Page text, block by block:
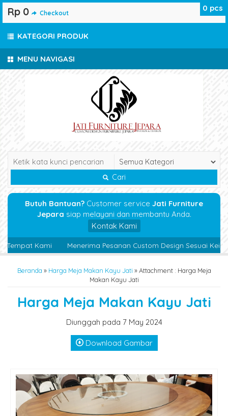
MENU NAVIGASI
Cari
Butuh Bantuan? Customer service Jati Furniture
Jepara siap melayani dan membantu Anda.
Kontak Kami
Kami Menerima Pesanan Custom Design Sesuai
Beranda » Harga Meja Makan Kayu Jati » Attachment : Harga Meja
Makan Kayu Jati
Harga Meja Makan Kayu Jati
Diunggah pada 7 May 2024
Download Gambar
0 pcs
Rp 0 Checkout
KATEGORI PRODUK